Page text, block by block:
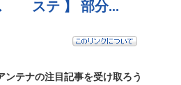
ンテナの注目記事を受け取ろう